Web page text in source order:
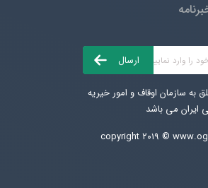
به سازمان اوقاف و امور خیریه
ایران می باشد
copyright ۲۰۱۹ ©